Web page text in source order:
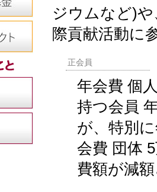
ジウムなど)
際貢献活動に
正会員
年会費 個
持つ会員
が、特別
会費 団体
費額が減